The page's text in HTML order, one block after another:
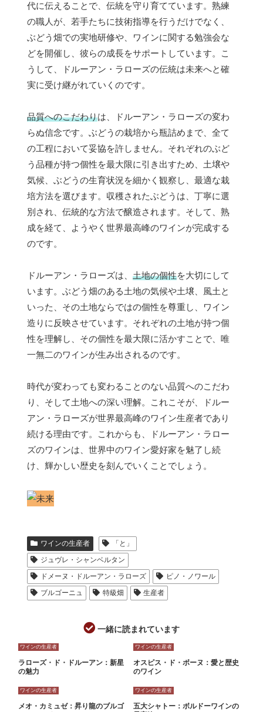
代に伝えることで、伝統を守り育てています。熟練
の職人が、若手たちに技術指導を行うだけでなく、
ぶどう畑での実地研修や、ワインに関する勉強会な
どを開催し、彼らの成長をサポートしています。こ
うして、ドルーアン・ラローズの伝統は未来へと確
実に受け継がれていくのです。
品質へのこだわりは、ドルーアン・ラローズの変わ
らぬ信念です。ぶどうの栽培から瓶詰めまで、全て
の工程において妥協を許しません。それぞれのぶど
う品種が持つ個性を最大限に引き出すため、土壌や
気候、ぶどうの生育状況を細かく観察し、最適な栽
培方法を選びます。収穫されたぶどうは、丁寧に選
別され、伝統的な方法で醸造されます。そして、熟
成を経て、ようやく世界最高峰のワインが完成する
のです。
ドルーアン・ラローズは、 土地の個性を大切にして
います。ぶどう畑のある土地の気候や土壌、風土と
いった、その土地ならではの個性を尊重し、ワイン
造りに反映させています。それぞれの土地が持つ個
性を理解し、その個性を最大限に活かすことで、唯
一無二のワインが生み出されるのです。
時代が変わっても変わることのない品質へのこだわ
り、そして土地への深い理解。これこそが、ドルー
アン・ラローズが世界最高峰のワイン生産者であり
続ける理由です。これからも、ドルーアン・ラロー
ズのワインは、世界中のワイン愛好家を魅了し続
け、輝かしい歴史を刻んでいくことでしょう。
ワインの生産者
「と」
ジュヴレ・シャンベルタン
ドメーヌ・ドルーアン・ラローズ
ピノ・ノワール
ブルゴーニュ
特級畑 生産者
一緒に読まれています
ワインの生産者
ラローズ・ド・ドルーアン：新星
の魅力
ワインの生産者
オスピス・ド・ボーヌ：愛と歴史
のワイン
ワインの生産者
メオ・カミュゼ：昇り龍のブルゴ
ワインの生産者
五大シャトー：ボルドーワインの